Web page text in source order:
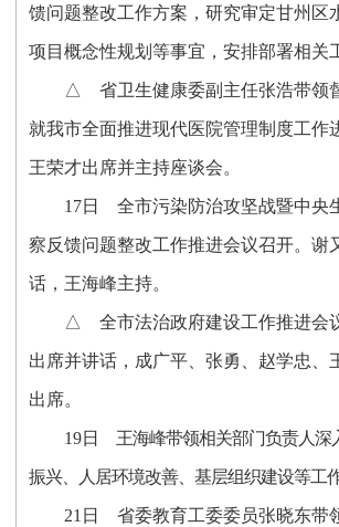
馈问题整改工作方案，研究审定甘州区
项目概念性规划等事宜，安排部署相关
△ 省卫生健康委副主任张浩带领
就我市全面推进现代医院管理制度工作
王荣才出席并主持座谈会。
17日 全市污染防治攻坚战暨中央
察反馈问题整改工作推进会议召开。谢
话，王海峰主持。
△ 全市法治政府建设工作推进会
出席并讲话，成广平、张勇、赵学忠、
出席。
19日 王海峰带领相关部门负责人深
振兴、人居环境改善、基层组织建设等工作
21 日 省委教育工委委员张晓东带